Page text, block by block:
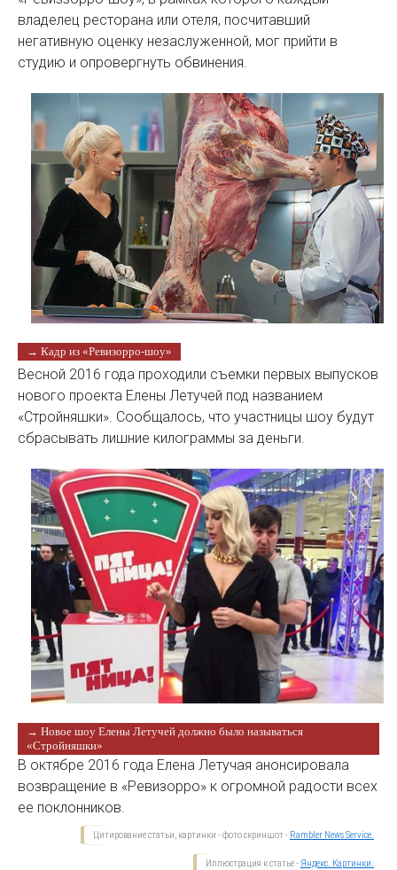
владелец ресторана или отеля, посчитавший
негативную оценку незаслуженной, мог прийти в
студию и опровергнуть обвинения.
→ Кадр из «Ревизорро-шоу»
Весной 2016 года проходили съемки первых выпусков
нового проекта Елены Летучей под названием
«Стройняшки». Сообщалось, что участницы шоу будут
сбрасывать лишние килограммы за деньги.
→ Новое шоу Елены Летучей должно было называться
«Стройняшки»
В октябре 2016 года Елена Летучая анонсировала
возвращение в «Ревизорро» к огромной радости всех
ее поклонников.
Цитирование статьи, картинки - фото скриншот - Rambler News Service.
Иллюстрация к статье - Яндекс. Картинки.